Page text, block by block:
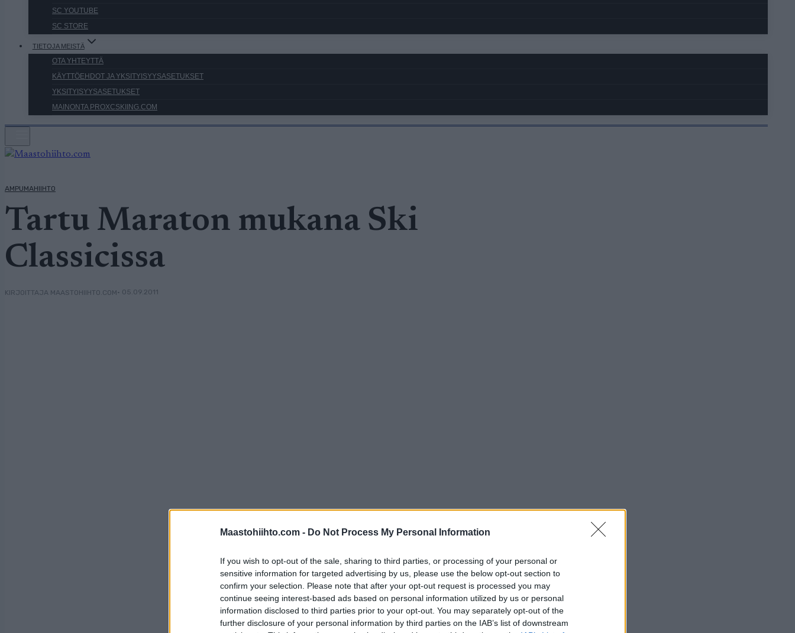
Maastohiihto.com - Do Not Process My Personal Information
If you wish to opt-out of the sale, sharing to third parties, or processing of your personal or
sensitive information for targeted advertising by us, please use the below opt-out section to
confirm your selection. Please note that after your opt-out request is processed you may
continue seeing interest-based ads based on personal information utilized by us or personal
information disclosed to third parties prior to your opt-out. You may separately opt-out of the
further disclosure of your personal information by third parties on the IAB’s list of downstream
SC YOUTUBE
SC STORE
TIETOJA MEISTÄ
OTA YHTEYTTÄ
KÄYTTÖEHDOT JA YKSITYISYYSASETUKSET
YKSITYISYYSASETUKSET
MAINONTA PROXCSKIING.COM
AMPUMAHIIHTO
Tartu Maraton mukana Ski
Classicissa
KIRJOITTAJA MAASTOHIIHTO.COM• 05.09.2011